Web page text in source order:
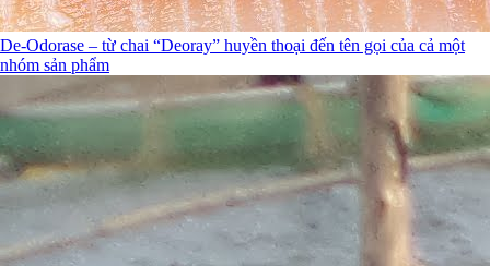
De-Odorase – từ chai “Deoray” huyền thoại đến tên gọi của cả một
nhóm sản phẩm